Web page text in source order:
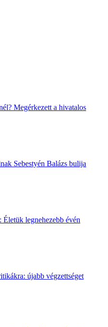
Megérkezett a hivatalos
Sebestyén Balázs bulija
legnehezebb évén
újabb végzettséget